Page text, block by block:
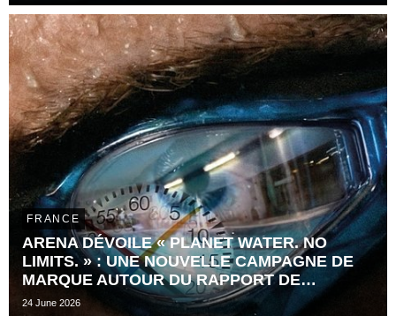
FRANCE
ARENA DÉVOILE « PLANET WATER. NO
LIMITS. » : UNE NOUVELLE CAMPAGNE DE
MARQUE AUTOUR DU RAPPORT DE
L'ATHLÈTE AU TEMPS
24 June 2026